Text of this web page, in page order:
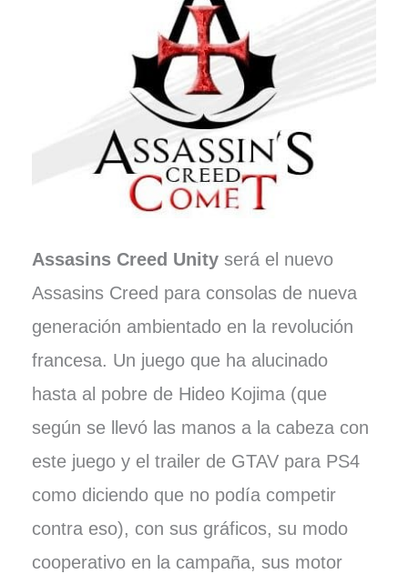
Assasins Creed Unityserá el nuevo
Assasins Creed para consolas de nueva
generación ambientado en la revolución
francesa. Un juego que ha alucinado
hasta al pobre de Hideo Kojima (que
según se llevó las manos a la cabeza con
este juego y el trailer de GTAV para PS4
como diciendo que no podía competir
contra eso), con sus gráficos, su modo
cooperativo en la campaña, sus motor